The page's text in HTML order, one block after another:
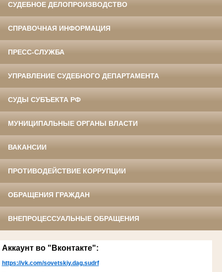
СУДЕБНОЕ ДЕЛОПРОИЗВОДСТВО
СПРАВОЧНАЯ ИНФОРМАЦИЯ
ПРЕСС-СЛУЖБА
УПРАВЛЕНИЕ СУДЕБНОГО ДЕПАРТАМЕНТА
СУДЫ СУБЪЕКТА РФ
МУНИЦИПАЛЬНЫЕ ОРГАНЫ ВЛАСТИ
ВАКАНСИИ
ПРОТИВОДЕЙСТВИЕ КОРРУПЦИИ
ОБРАЩЕНИЯ ГРАЖДАН
ВНЕПРОЦЕССУАЛЬНЫЕ ОБРАЩЕНИЯ
Аккаунт во "Вконтакте":
https://vk.com/sovetskiy.dag.sudrf